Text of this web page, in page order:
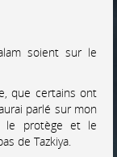
soient sur le
que certains ont
parlé sur mon
le protège et le
de Tazkiya.